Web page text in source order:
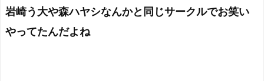
岩崎う大や森ハヤシなんかと同じサークルでお笑い
やってたんだよね